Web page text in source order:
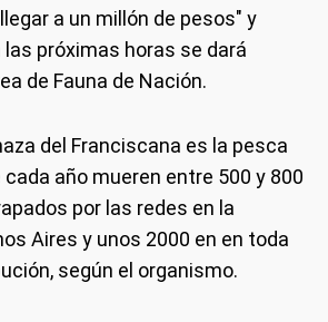
a un millón de pesos" y
próximas horas se dará
de Fauna de Nación.
del Franciscana es la pesca
año mueren entre 500 y 800
por las redes en la
Aires y unos 2000 en en toda
según el organismo.